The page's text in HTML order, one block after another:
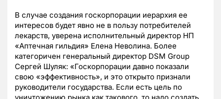
В случае создания госкорпорации иерархия ее
интересов будет явно не в пользу потребителей
лекарств, уверена исполнительный директор НП
«Аптечная гильдия» Елена Неволина. Более
категоричен генеральный директор DSM Group
Сергей Шуляк: «Госкорпорации давно показали
свою «эффективность», и это открыто признали
руководители государства. Если есть цель по